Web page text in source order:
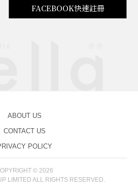
FACEBOOK快速註冊
ABOUT US
CONTACT US
POLICY
© 2026
LIMITED ALL RIGHTS RESERVED.